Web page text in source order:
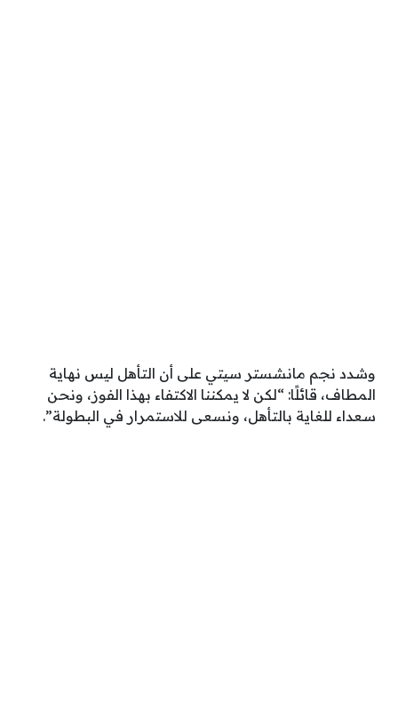
وشدد نجم مانشستر سيتي على أن التأهل ليس نهاية
المطاف، قائلًا: “لكن لا يمكننا الاكتفاء بهذا الفوز، ونحن
سعداء للغاية بالتأهل، ونسعى للاستمرار في البطولة”.